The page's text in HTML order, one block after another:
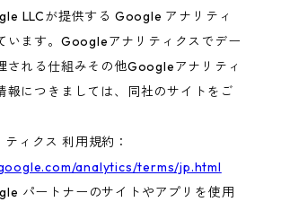
LLCが提供する Google アナリティ
います。Googleアナリティクスでデー
される仕組みその他Googleアナリティ
報につきましては、同社のサイトをご
ィクス 利用規約：
analytics/terms/jp.html
パートナーのサイトやアプリを使用